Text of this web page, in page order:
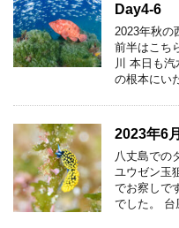
Day4-6
2023年秋の
前半はこち
川 本日も
の根本にい
2023年6
八丈島での
ユウゼン玉
でお察しで
でした。